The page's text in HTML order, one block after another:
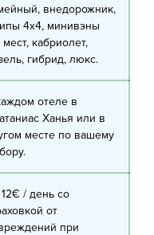
внедорожник,
4х4, минивэны
мест, кабриолет,
гибрид, люкс.
отеле в
Ханья или в
месте по вашему
/ день со
от
при